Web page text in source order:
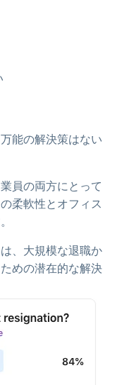
能の解決策はない
員の両方にとって
柔軟性とオフィス
、大規模な退職か
めの潜在的な解決